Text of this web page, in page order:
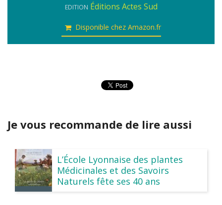
EDITION Éditions Actes Sud
Disponible chez Amazon.fr
Je vous recommande de lire aussi
L’École Lyonnaise des plantes
Médicinales et des Savoirs
Naturels fête ses 40 ans